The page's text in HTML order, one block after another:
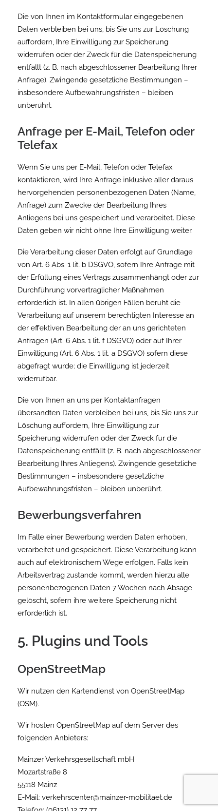
Die von Ihnen im Kontaktformular eingegebenen
Daten verbleiben bei uns, bis Sie uns zur Löschung
auffordern, Ihre Einwilligung zur Speicherung
widerrufen oder der Zweck für die Datenspeicherung
entfällt (z. B. nach abgeschlossener Bearbeitung Ihrer
Anfrage). Zwingende gesetzliche Bestimmungen –
insbesondere Aufbewahrungsfristen – bleiben
unberührt.
Anfrage per E-Mail, Telefon oder
Telefax
Wenn Sie uns per E-Mail, Telefon oder Telefax
kontaktieren, wird Ihre Anfrage inklusive aller daraus
hervorgehenden personenbezogenen Daten (Name,
Anfrage) zum Zwecke der Bearbeitung Ihres
Anliegens bei uns gespeichert und verarbeitet. Diese
Daten geben wir nicht ohne Ihre Einwilligung weiter.
Die Verarbeitung dieser Daten erfolgt auf Grundlage
von Art. 6 Abs. 1 lit. b DSGVO, sofern Ihre Anfrage mit
der Erfüllung eines Vertrags zusammenhängt oder zur
Durchführung vorvertraglicher Maßnahmen
erforderlich ist. In allen übrigen Fällen beruht die
Verarbeitung auf unserem berechtigten Interesse an
der effektiven Bearbeitung der an uns gerichteten
Anfragen (Art. 6 Abs. 1 lit. f DSGVO) oder auf Ihrer
Einwilligung (Art. 6 Abs. 1 lit. a DSGVO) sofern diese
abgefragt wurde; die Einwilligung ist jederzeit
widerrufbar.
Die von Ihnen an uns per Kontaktanfragen
übersandten Daten verbleiben bei uns, bis Sie uns zur
Löschung auffordern, Ihre Einwilligung zur
Speicherung widerrufen oder der Zweck für die
Datenspeicherung entfällt (z. B. nach abgeschlossener
Bearbeitung Ihres Anliegens). Zwingende gesetzliche
Bestimmungen – insbesondere gesetzliche
Aufbewahrungsfristen – bleiben unberührt.
Bewerbungsverfahren
Im Falle einer Bewerbung werden Daten erhoben,
verarbeitet und gespeichert. Diese Verarbeitung kann
auch auf elektronischem Wege erfolgen. Falls kein
Arbeitsvertrag zustande kommt, werden hierzu alle
personenbezogenen Daten 7 Wochen nach Absage
gelöscht, sofern ihre weitere Speicherung nicht
erforderlich ist.
5. Plugins und Tools
OpenStreetMap
Wir nutzen den Kartendienst von OpenStreetMap
(OSM).
Wir hosten OpenStreetMap auf dem Server des
folgenden Anbieters:
Mainzer Verkehrsgesellschaft mbH
Mozartstraße 8
55118 Mainz
E-Mail: verkehrscenter@mainzer-mobilitaet.de